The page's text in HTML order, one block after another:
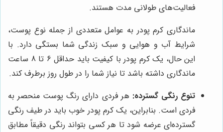
فعالیت‌های طولانی مدت هستند.
ماندگاری کرم پودر به عوامل متعددی از جمله نوع پوست،
شرایط آب و هوایی و سبک زندگی شما بستگی دارد. با
این حال، یک کرم پودر با کیفیت باید حداقل 6 تا 8 ساعت
ماندگاری داشته باشد تا نیاز شما را در طول روز برطرف کند.
تنوع رنگی گسترده: هر فردی دارای رنگ پوست منحصر به
فردی است. بنابراین، یک کرم پودر خوب باید در طیف رنگی
گسترده‌ای عرضه شود تا هر کسی بتواند رنگی دقیقاً مطابق